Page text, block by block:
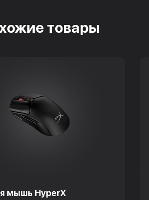
товары
мышь HyperX